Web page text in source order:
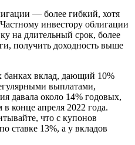
— более гибкий, хотя
инвестору облигации
на длительный срок, более
получить доходность выше
вклад, дающий 10%
выплатами,
давала около 14% годовых,
конце апреля 2022 года.
что с купонов
ставке 13%, а у вкладов